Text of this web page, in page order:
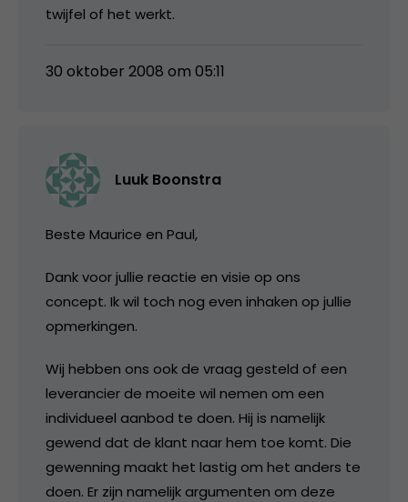
twijfel of het werkt.
30 oktober 2008 om 05:11
Luuk Boonstra
Beste Maurice en Paul,
Dank voor jullie reactie en visie op ons
concept. Ik wil toch nog even inhaken op jullie
opmerkingen.
Wij hebben ons ook de vraag gesteld of een
leverancier de moeite wil nemen om een
individueel aanbod te doen. Hij is namelijk
gewend dat de klant naar hem toe komt. Die
gewenning maakt het lastig om het anders te
doen. Er zijn namelijk argumenten om deze